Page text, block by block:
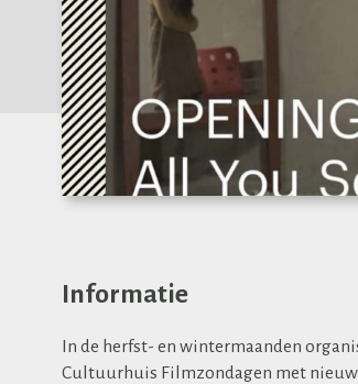
Informatie
In de herfst- en wintermaanden
Cultuurhuis Filmzondagen met